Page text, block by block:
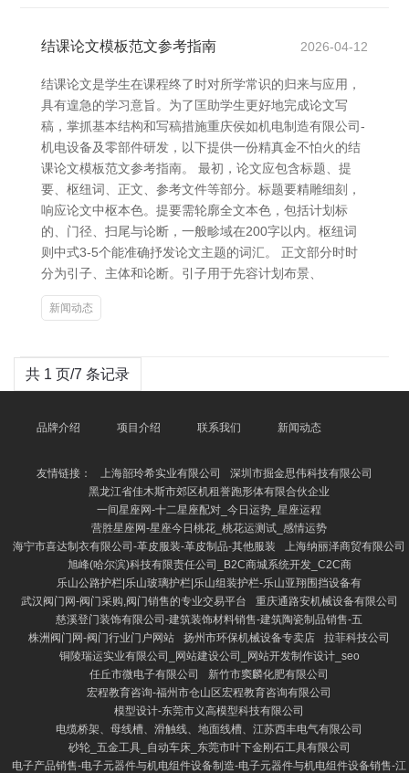
结课论文模板范文参考指南 2026-04-12
结课论文是学生在课程终了时对所学常识的归来与应用，
具有遑急的学习意旨。为了匡助学生更好地完成论文写
稿，掌抓基本结构和写稿措施重庆侯如机电制造有限公司-
机电设备及零部件研发，以下提供一份精真金不怕火的结
课论文模板范文参考指南。 最初，论文应包含标题、提
要、枢纽词、正文、参考文件等部分。标题要精雕细刻，
响应论文中枢本色。提要需轮廓全文本色，包括计划标
的、门径、扫尾与论断，一般畛域在200字以内。枢纽词
则中式3-5个能准确抒发论文主题的词汇。 正文部分时时
分为引子、主体和论断。引子用于先容计划布景、
新闻动态
共 1 页/7 条记录
品牌介绍 项目介绍 联系我们 新闻动态
友情链接： 上海韶玲希实业有限公司
深圳市掘金思伟科技有限公司
黑龙江省佳木斯市郊区机租誉跑形体有限合伙企业
一间星座网-十二星座配对_今日运势_星座运程
营胜星座网-星座今日桃花_桃花运测试_感情运势
海宁市喜达制衣有限公司-革皮服装-革皮制品-其他服装
上海纳丽泽商贸有限公司
旭峰(哈尔滨)科技有限责任公司_B2C商城系统开发_C2C商
乐山公路护栏|乐山玻璃护栏|乐山组装护栏-乐山亚翔围挡设备有
武汉阀门网-阀门采购,阀门销售的专业交易平台
重庆通路安机械设备有限公司
慈溪登门装饰有限公司-建筑装饰材料销售-建筑陶瓷制品销售-五
株洲阀门网-阀门行业门户网站
扬州市环保机械设备专卖店
拉菲科技公司
铜陵瑞运实业有限公司_网站建设公司_网站开发制作设计_seo
任丘市微电子有限公司
新竹市窦麟化肥有限公司
宏程教育咨询-福州市仓山区宏程教育咨询有限公司
模型设计-东莞市义高模型科技有限公司
电缆桥架、母线槽、滑触线、地面线槽、江苏西丰电气有限公司
砂轮_五金工具_自动车床_东莞市叶下金刚石工具有限公司
电子产品销售-电子元器件与机电组件设备制造-电子元器件与机电组件设备销售-江